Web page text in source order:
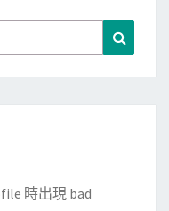
時出現 bad